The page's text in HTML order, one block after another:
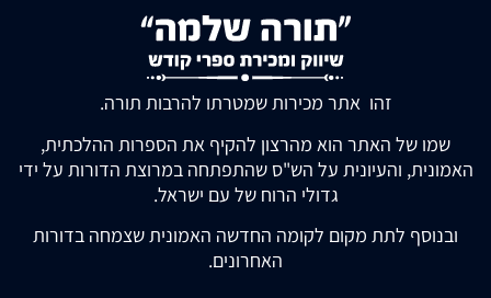
זהו אתר מכירות שמטרתו להרבות תורה.
שמו של האתר הוא מהרצון להקיף את הספרות ההלכתית,
האמונית, והעיונית על הש"ס שהתפתחה במרוצת הדורות על ידי
גדולי הרוח של עם ישראל.
ובנוסף לתת מקום לקומה החדשה האמונית שצמחה בדורות
האחרונים.